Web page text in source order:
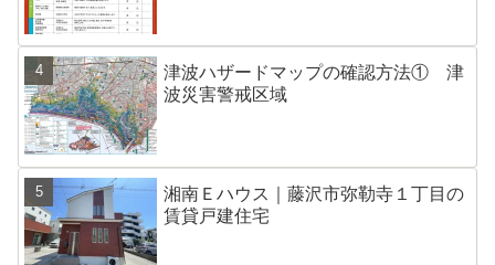
津波ハザードマップの確認方法① 津
波災害警戒区域
湘南Ｅハウス｜藤沢市弥勒寺１丁目の
賃貸戸建住宅